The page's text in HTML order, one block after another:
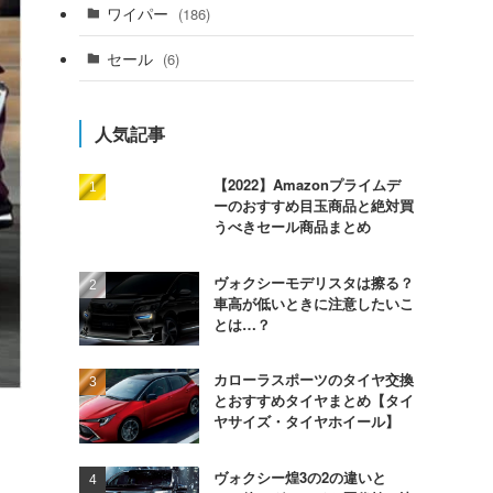
ワイパー (186)
セール (6)
人気記事
【2022】Amazonプライムデ
ーのおすすめ目玉商品と絶対買
うべきセール商品まとめ
ヴォクシーモデリスタは擦る？
車高が低いときに注意したいこ
とは…？
カローラスポーツのタイヤ交換
とおすすめタイヤまとめ【タイ
ヤサイズ・タイヤホイール】
ヴォクシー煌3の2の違いと